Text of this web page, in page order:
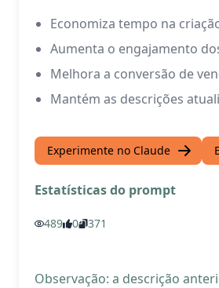
Economiza tempo na
Aumenta o engajamento
Melhora a conversão de
Mantém as descrições
Experimente no Claude
Estatísticas do prompt
489 0 371
Observação: a descrição